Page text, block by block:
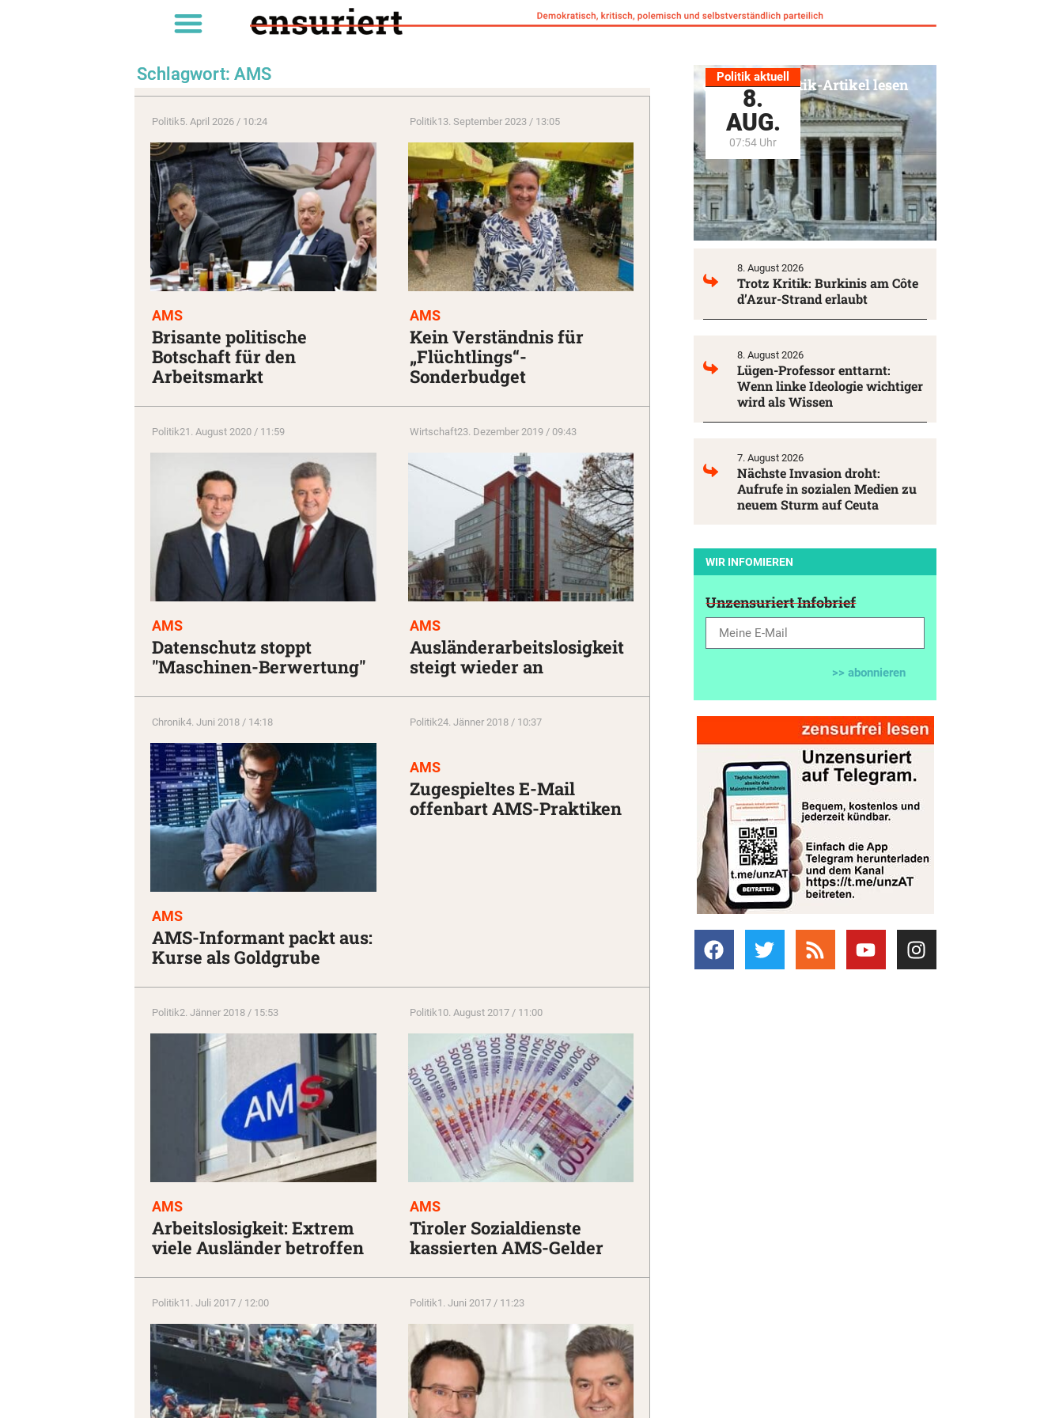
Schlagwort: AMS
Politik5. April 2026 / 10:24
AMS
Brisante politische
Botschaft für den
Arbeitsmarkt
Politik13. September 2023 / 13:05
AMS
Kein Verständnis für
„Flüchtlings“-
Sonderbudget
Politik21. August 2020 / 11:59
AMS
Datenschutz stoppt
"Maschinen-Berwertung"
Wirtschaft23. Dezember 2019 / 09:43
AMS
Ausländerarbeitslosigkeit
steigt wieder an
Chronik4. Juni 2018 / 14:18
AMS
AMS-Informant packt aus:
Kurse als Goldgrube
Politik24. Jänner 2018 / 10:37
AMS
Zugespieltes E-Mail
offenbart AMS-Praktiken
Politik2. Jänner 2018 / 15:53
AMS
Arbeitslosigkeit: Extrem
viele Ausländer betroffen
Politik10. August 2017 / 11:00
AMS
Tiroler Sozialdienste
kassierten AMS-Gelder
Politik11. Juli 2017 / 12:00 Politik1. Juni 2017 / 11:23
Politik aktuell
8.
AUG.
07:54 Uhr
Alle Politik-Artikel lesen
8. August 2026
Trotz Kritik: Burkinis am Côte
d’Azur-Strand erlaubt
8. August 2026
Lügen-Professor enttarnt:
Wenn linke Ideologie wichtiger
wird als Wissen
7. August 2026
Nächste Invasion droht:
Aufrufe in sozialen Medien zu
neuem Sturm auf Ceuta
WIR INFOMIEREN
Unzensuriert Infobrief
>> abonnieren